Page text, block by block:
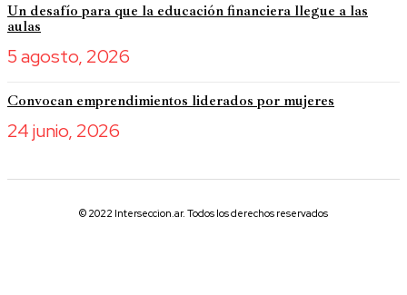
Un desafío para que la educación financiera llegue a las
aulas
5 agosto, 2026
Convocan emprendimientos liderados por mujeres
24 junio, 2026
© 2022 Interseccion.ar. Todos los derechos reservados